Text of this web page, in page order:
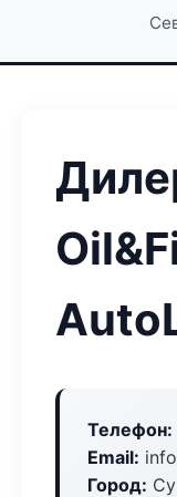
Телефон:
Email:
Город: